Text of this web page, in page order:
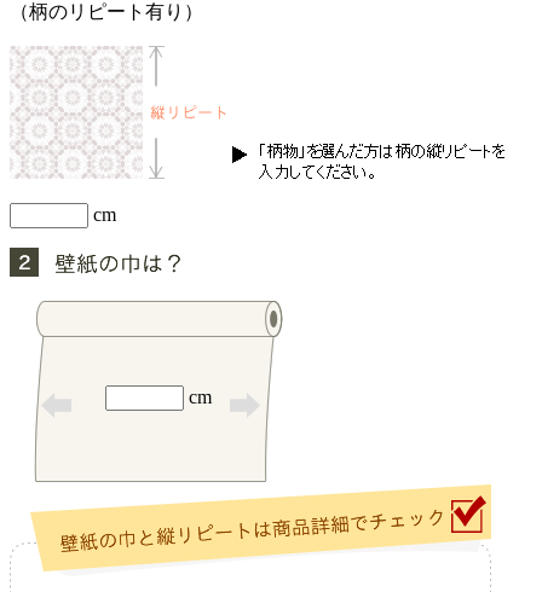
（柄のリピート有り）
cm
cm